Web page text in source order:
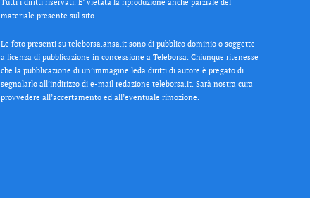
materiale presente sul sito.
Le foto presenti su teleborsa.ansa.it sono di pubblico dominio o soggette
a licenza di pubblicazione in concessione a Teleborsa. Chiunque ritenesse
che la pubblicazione di un’immagine leda diritti di autore è pregato di
segnalarlo all’indirizzo di e-mail redazione teleborsa.it. Sarà nostra cura
provvedere all’accertamento ed all’eventuale rimozione.